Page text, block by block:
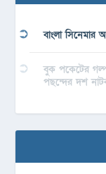
বাংলা সিনেমার
বুক পকেটের
পছন্দের দশ